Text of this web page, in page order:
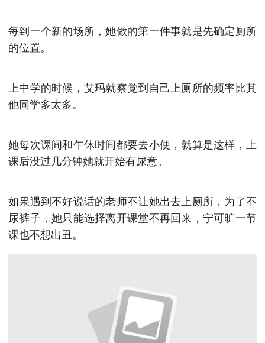
每到一个新的场所，她做的第一件事就是先确定厕所
的位置。
上中学的时候，艾玛就察觉到自己上厕所的频率比其
他同学多太多。
她每次课间和午休时间都要去小便，就算是这样，上
课后没过几分钟她就开始有尿意。
如果遇到不好说话的老师不让她出去上厕所，为了不
尿裤子，她只能选择离开课堂不再回来，宁可旷一节
课也不想出丑。